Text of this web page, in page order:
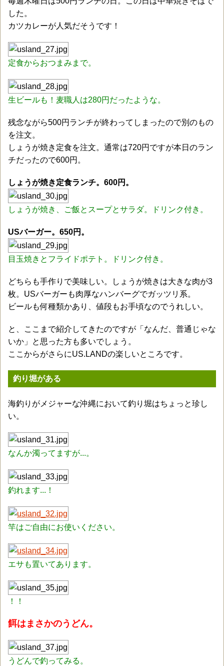
した。
カツカレーが人気だそうです！
定食からおつまみまで。
生ビールも！麦職人は280円だったような。
残念ながら500円ランチが終わってしまったので別のもの
を注文。
しょうが焼き定食を注文。通常は720円ですが本日のラン
チだったので600円。
しょうが焼き定食ランチ。600円。
しょうが焼き、ご飯とスープとサラダ。ドリンク付き。
USバーガー。650円。
目玉焼きとフライドポテト。ドリンク付き。
どちらも手作りで美味しい。しょうが焼きは大きな肉が3
枚。USバーガーも肉厚なハンバーグでガッツリ系。
ビールも何種類かあり、値段もお手頃なのでうれしい。
と、ここまで紹介してきたのですが「なんだ、普通じゃな
いか」と思った方も多いでしょう。
ここからがさらにUS.LANDの楽しいところです。
釣り堀がある
海釣りがメジャーな沖縄において釣り堀はちょっと珍し
い。
なんか濁ってますが...。
釣れます...！
竿はご自由にお使いください。
エサも置いてあります。
！！
餌はまさかのうどん。
うどんで釣ってみる。